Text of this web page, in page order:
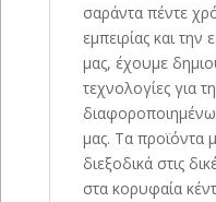
σαράντα πέντε
εμπειρίας και
μας, έχουμε
τεχνολογίες για
μας. Τα προϊόντα
διεξοδικά στις
στα κορυφαία